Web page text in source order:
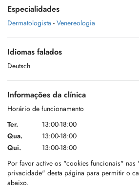
Especialidades
Dermatologista - Venereologia
Idiomas falados
Deutsch
Informações da clínica
Horário de funcionamento
Ter.
13:00-18:00
Qua.
13:00-18:00
Qui.
13:00-18:00
Por favor active os "cookies funcionais"
privacidade" desta página para permitir o
abaixo.